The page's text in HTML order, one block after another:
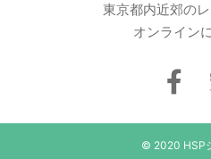
東京都内近郊の
オンライン
© 2020 HSP